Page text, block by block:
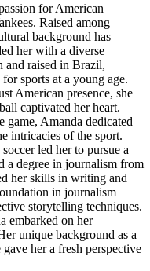
for American
Raised among
background has
her with a diverse
and raised in Brazil,
sports at a young age.
American presence, she
captivated her heart.
game, Amanda dedicated
intricacies of the sport.
led her to pursue a
a degree in journalism from
her skills in writing and
in journalism
storytelling techniques.
embarked on her
unique background as a
her a fresh perspective